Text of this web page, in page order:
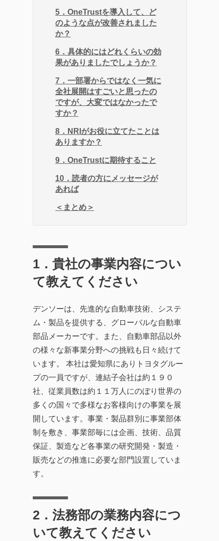
5．OneTrustを導入して、ど
のような点が改善されました
か？
6．具体的にはどれくらいの効
果がありましたでしょうか？
7．一部署からではなく一気に
全社展開はすごいと思ったの
ですが、大変ではなかったで
すか？
8．NRIがお役に立てたことは
ありますか？
9．OneTrustに期待すること
10．読者の方にメッセージが
あれば
＜まとめ＞
1．貴社の事業内容につい
て教えてください
デンソーは、先進的な自動車技術、システ
ム・製品を提供する、グローバルな自動車
部品メーカーです。また、自動車部品以外
の様々な新事業分野への挑戦も日々続けて
います。 本社は愛知県にありトヨタグルー
プの一員ですが、連結子会社は約１９０
社、従業員数は約１１万人にのぼり世界の
多くの国々で多様なお客様向けの事業を展
開しています。事業・製品群別に事業部体
制を敷き、事業部毎には企画、技術、品質
保証、製造など各事業の研究開発・製造・
販売などの推進に必要な部門設置していま
す。
2． 法務部の業務内容につ
いて教えてください